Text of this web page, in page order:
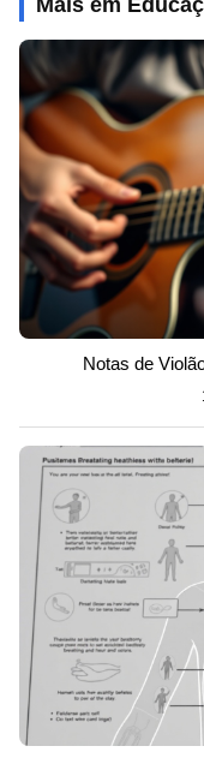
Notas de